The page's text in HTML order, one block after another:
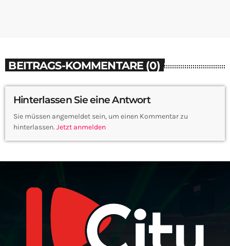
BEITRAGS-KOMMENTARE (0)
Hinterlassen Sie eine Antwort
Sie müssen angemeldet sein, um einen Kommentar zu
hinterlassen. Jetzt anmelden